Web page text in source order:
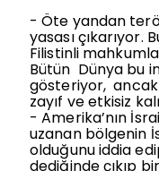
- Öte yandan
yasası
Filistinli
Bütün Dünya bu
gösteriyor,
zayıf ve etkisiz
- Amerika’nın
uzanan bölgenin
olduğunu iddia
dediğinde çıkıp